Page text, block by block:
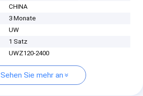
CHINA
3 Monate
UW
1 Satz
UWZ120-2400
Sehen Sie mehr an